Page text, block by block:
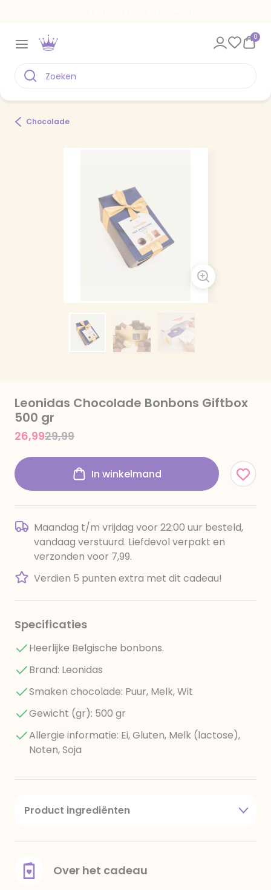
0
Chocolade
Leonidas Chocolade Bonbons Giftbox
500 gr
Price reduced from
29,99to
26,99
In winkelmand
Maandag t/m vrijdag voor 22:00 uur besteld,
vandaag verstuurd. Liefdevol verpakt en
verzonden voor 7,99.
Verdien 5 punten extra met dit cadeau!
Specificaties
Heerlijke Belgische bonbons.
Brand: Leonidas
Smaken chocolade: Puur, Melk, Wit
Gewicht (gr): 500 gr
Allergie informatie: Ei, Gluten, Melk (lactose),
Noten, Soja
Product ingrediënten
hazelnoten, melkroom, glucosestroop,
xylitol), invertsuiker, boter, glucose-fructosestroop,
emulgator : soja lecithine, honing, dextrose,
Over het cadeau